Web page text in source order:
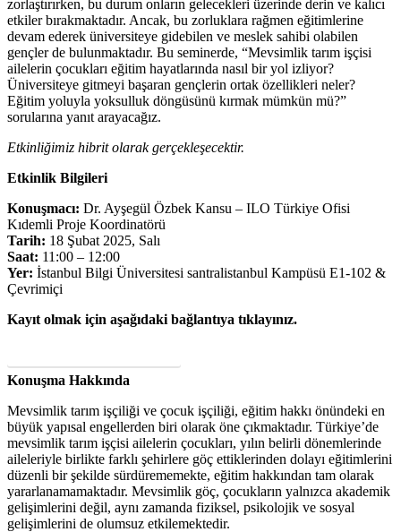
zorlaştırırken, bu durum onların gelecekleri üzerinde derin ve kalıcı
etkiler bırakmaktadır. Ancak, bu zorluklara rağmen eğitimlerine
devam ederek üniversiteye gidebilen ve meslek sahibi olabilen
gençler de bulunmaktadır. Bu seminerde, “Mevsimlik tarım işçisi
ailelerin çocukları eğitim hayatlarında nasıl bir yol izliyor?
Üniversiteye gitmeyi başaran gençlerin ortak özellikleri neler?
Eğitim yoluyla yoksulluk döngüsünü kırmak mümkün mü?”
sorularına yanıt arayacağız.
Etkinliğimiz hibrit olarak gerçekleşecektir.
Etkinlik Bilgileri
Konuşmacı: Dr. Ayşegül Özbek Kansu – ILO Türkiye Ofisi
Kıdemli Proje Koordinatörü
Tarih: 18 Şubat 2025, Salı
Saat: 11:00 – 12:00
Yer: İstanbul Bilgi Üniversitesi santralistanbul Kampüsü E1-102 &
Çevrimiçi
Kayıt olmak için aşağıdaki bağlantıya tıklayınız.
Konuşma Hakkında
Mevsimlik tarım işçiliği ve çocuk işçiliği, eğitim hakkı önündeki en
büyük yapısal engellerden biri olarak öne çıkmaktadır. Türkiye’de
mevsimlik tarım işçisi ailelerin çocukları, yılın belirli dönemlerinde
aileleriyle birlikte farklı şehirlere göç ettiklerinden dolayı eğitimlerini
düzenli bir şekilde sürdürememekte, eğitim hakkından tam olarak
yararlanamamaktadır. Mevsimlik göç, çocukların yalnızca akademik
gelişimlerini değil, aynı zamanda fiziksel, psikolojik ve sosyal
gelişimlerini de olumsuz etkilemektedir.